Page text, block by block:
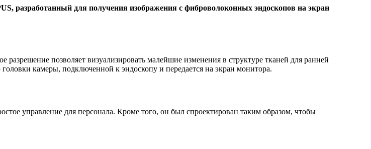
разработанный для получения изображения с фиброволоконных эндоскопов на экран
позволяет визуализировать малейшие изменения в структуре тканей для ранней
камеры, подключенной к эндоскопу и передается на экран монитора.
управление для персонала. Кроме того, он был спроектирован таким образом, чтобы